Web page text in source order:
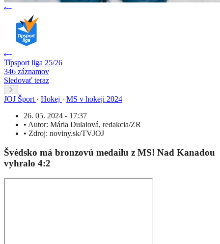
Tipsport liga 25/26
346 záznamov
Sledovať teraz
JOJ Šport · Hokej · MS v hokeji 2024
26. 05. 2024 - 17:37
• Autor: Mária Dulaiová, redakcia/ZR
• Zdroj: noviny.sk/TVJOJ
Švédsko má bronzovú medailu z MS! Nad Kanadou
vyhralo 4:2